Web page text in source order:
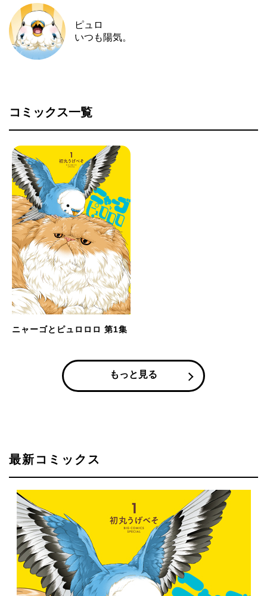
最新コミックス
ピュロ
いつも陽気。
コミックス一覧
ニャーゴとピュロロロ 第1集
もっと見る